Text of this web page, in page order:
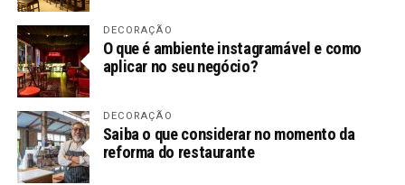
DECORAÇÃO
O que é ambiente instagramável e como
aplicar no seu negócio?
DECORAÇÃO
Saiba o que considerar no momento da
reforma do restaurante